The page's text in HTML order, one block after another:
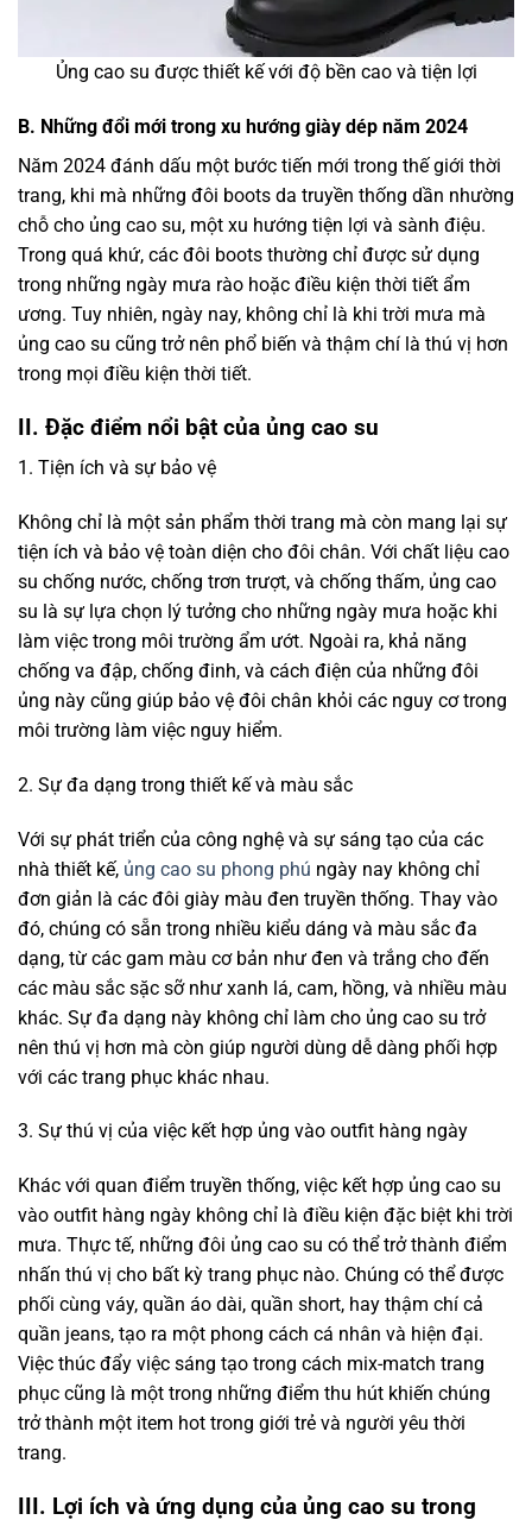
Ủng cao su được thiết kế với độ bền cao và tiện lợi
B. Những đổi mới trong xu hướng giày dép năm 2024
Năm 2024 đánh dấu một bước tiến mới trong thế giới thời
trang, khi mà những đôi boots da truyền thống dần nhường
chỗ cho ủng cao su, một xu hướng tiện lợi và sành điệu.
Trong quá khứ, các đôi boots thường chỉ được sử dụng
trong những ngày mưa rào hoặc điều kiện thời tiết ẩm
ương. Tuy nhiên, ngày nay, không chỉ là khi trời mưa mà
ủng cao su cũng trở nên phổ biến và thậm chí là thú vị hơn
trong mọi điều kiện thời tiết.
II. Đặc điểm nổi bật của ủng cao su
1. Tiện ích và sự bảo vệ
Không chỉ là một sản phẩm thời trang mà còn mang lại sự
tiện ích và bảo vệ toàn diện cho đôi chân. Với chất liệu cao
su chống nước, chống trơn trượt, và chống thấm, ủng cao
su là sự lựa chọn lý tưởng cho những ngày mưa hoặc khi
làm việc trong môi trường ẩm ướt. Ngoài ra, khả năng
chống va đập, chống đinh, và cách điện của những đôi
ủng này cũng giúp bảo vệ đôi chân khỏi các nguy cơ trong
môi trường làm việc nguy hiểm.
2. Sự đa dạng trong thiết kế và màu sắc
Với sự phát triển của công nghệ và sự sáng tạo của các
nhà thiết kế, ủng cao su phong phú ngày nay không chỉ
đơn giản là các đôi giày màu đen truyền thống. Thay vào
đó, chúng có sẵn trong nhiều kiểu dáng và màu sắc đa
dạng, từ các gam màu cơ bản như đen và trắng cho đến
các màu sắc sặc sỡ như xanh lá, cam, hồng, và nhiều màu
khác. Sự đa dạng này không chỉ làm cho ủng cao su trở
nên thú vị hơn mà còn giúp người dùng dễ dàng phối hợp
với các trang phục khác nhau.
3. Sự thú vị của việc kết hợp ủng vào outfit hàng ngày
Khác với quan điểm truyền thống, việc kết hợp ủng cao su
vào outfit hàng ngày không chỉ là điều kiện đặc biệt khi trời
mưa. Thực tế, những đôi ủng cao su có thể trở thành điểm
nhấn thú vị cho bất kỳ trang phục nào. Chúng có thể được
phối cùng váy, quần áo dài, quần short, hay thậm chí cả
quần jeans, tạo ra một phong cách cá nhân và hiện đại.
Việc thúc đẩy việc sáng tạo trong cách mix-match trang
phục cũng là một trong những điểm thu hút khiến chúng
trở thành một item hot trong giới trẻ và người yêu thời
trang.
III. Lợi ích và ứng dụng của ủng cao su trong